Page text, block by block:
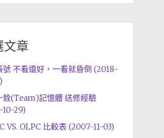
文章
號 不看還好，一看就昏倒 (2018-
銓(Team)記憶體 送修經驗
10-29)
VS. OLPC 比較表 (2007-11-03)